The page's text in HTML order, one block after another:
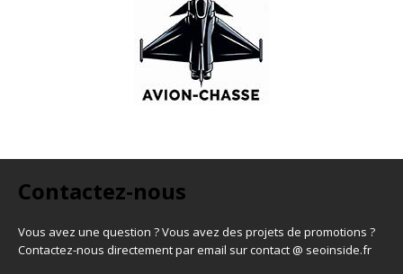
Contactez-nous
Vous avez une question ? Vous avez des projets de promotions ?
Contactez-nous directement par email sur contact @ seoinside.fr